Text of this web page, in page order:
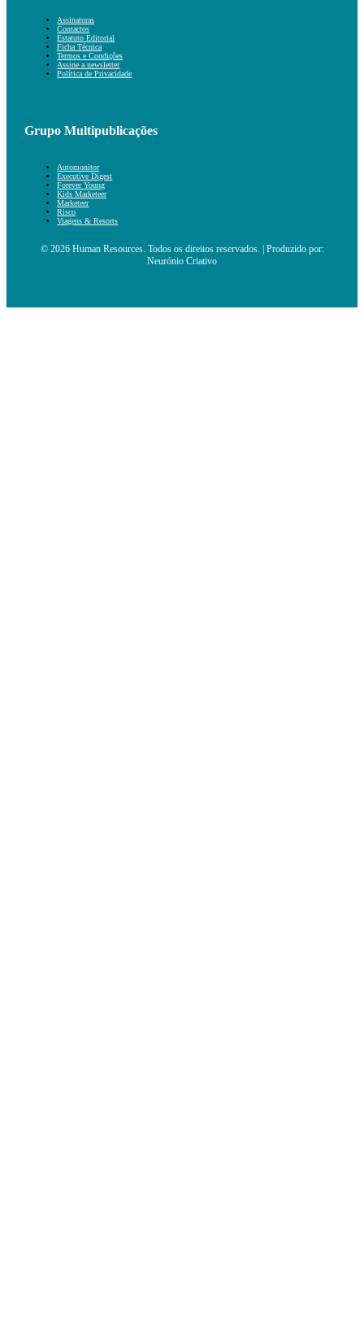
Assinaturas
Contactos
Estatuto Editorial
Ficha Técnica
Termos e Condições
Assine a newsletter
Política de Privacidade
Grupo Multipublicações
Automonitor
Executive Digest
Forever Young
Kids Marketeer
Marketeer
Risco
Viagens & Resorts
© 2026 Human Resources. Todos os direitos reservados. | Produzido por:
Neurónio Criativo